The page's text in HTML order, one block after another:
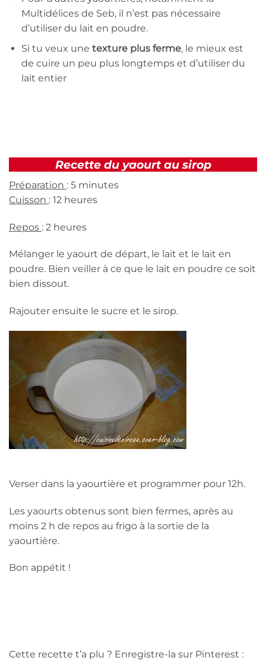
Multidélices de Seb, il n’est pas nécessaire
d’utiliser du lait en poudre.
Si tu veux une texture plus ferme, le mieux est
de cuire un peu plus longtemps et d’utiliser du
lait entier
Recette du yaourt au sirop
Préparation : 5 minutes
Cuisson : 12 heures
Repos : 2 heures
Mélanger le yaourt de départ, le lait et le lait en
poudre. Bien veiller à ce que le lait en poudre ce soit
bien dissout.
Rajouter ensuite le sucre et le sirop.
Verser dans la yaourtière et programmer pour 12h.
Les yaourts obtenus sont bien fermes, après au
moins 2 h de repos au frigo à la sortie de la
yaourtière.
Bon appétit !
Cette recette t’a plu ? Enregistre-la sur Pinterest :